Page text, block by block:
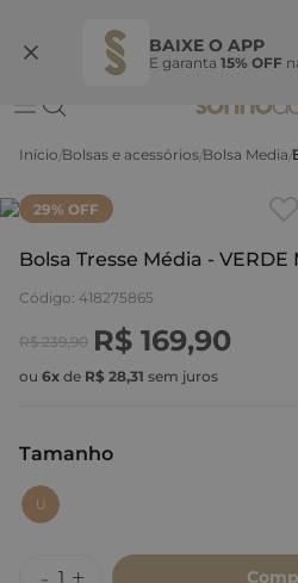
BAIXE O APP
E garanta 15% OFF
Ganhe 10% OFF na coleção
Bolsas e acessórios Bolsa Media
29% OFF
Bolsa Tresse Média - VERDE
Código: 418275865
R$ 239,90 R$ 169,90
ou 6x de R$ 28,31 sem juros
Tamanho
: UU